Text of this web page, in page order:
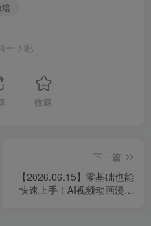
培
一下吧
收藏
下一篇
【2026.06.15】零基础也能
快速上手！AI视频动画漫剧